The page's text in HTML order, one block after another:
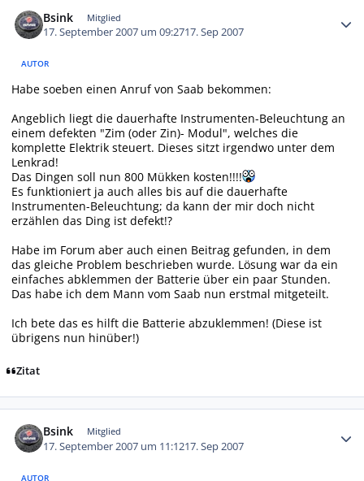
Bsink Mitglied
17. September 2007 um 09:2717. Sep 2007
AUTOR
Habe soeben einen Anruf von Saab bekommen:
Angeblich liegt die dauerhafte Instrumenten-Beleuchtung an
einem defekten "Zim (oder Zin)- Modul", welches die
komplette Elektrik steuert. Dieses sitzt irgendwo unter dem
Lenkrad!
Das Dingen soll nun 800 Mükken kosten!!!!
Es funktioniert ja auch alles bis auf die dauerhafte
Instrumenten-Beleuchtung; da kann der mir doch nicht
erzählen das Ding ist defekt!?
Habe im Forum aber auch einen Beitrag gefunden, in dem
das gleiche Problem beschrieben wurde. Lösung war da ein
einfaches abklemmen der Batterie über ein paar Stunden.
Das habe ich dem Mann vom Saab nun erstmal mitgeteilt.
Ich bete das es hilft die Batterie abzuklemmen! (Diese ist
übrigens nun hinüber!)
Zitat
Bsink Mitglied
17. September 2007 um 11:1217. Sep 2007
AUTOR